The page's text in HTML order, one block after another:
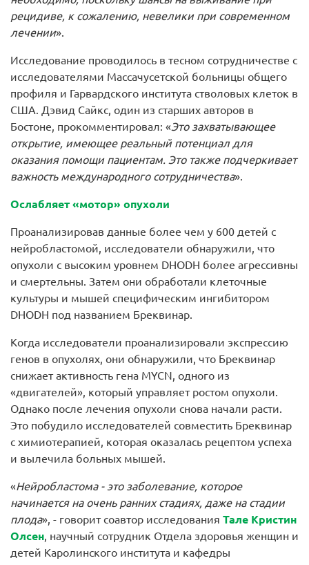
рецидиве, к сожалению, невелики при современном
лечении».
Исследование проводилось в тесном сотрудничестве с
исследователями Массачусетской больницы общего
профиля и Гарвардского института стволовых клеток в
США. Дэвид Сайкс, один из старших авторов в
Бостоне, прокомментировал: «Это захватывающее
открытие, имеющее реальный потенциал для
оказания помощи пациентам. Это также подчеркивает
важность международного сотрудничества».
Ослабляет «мотор» опухоли
Проанализировав данные более чем у 600 детей с
нейробластомой, исследователи обнаружили, что
опухоли с высоким уровнем DHODH более агрессивны
и смертельны. Затем они обработали клеточные
культуры и мышей специфическим ингибитором
DHODH под названием Бреквинар.
Когда исследователи проанализировали экспрессию
генов в опухолях, они обнаружили, что Бреквинар
снижает активность гена MYCN, одного из
«двигателей», который управляет ростом опухоли.
Однако после лечения опухоли снова начали расти.
Это побудило исследователей совместить Бреквинар
с химиотерапией, которая оказалась рецептом успеха
и вылечила больных мышей.
«Нейробластома - это заболевание, которое
начинается на очень ранних стадиях, даже на стадии
плода», - говорит соавтор исследования Тале Кристин
Олсен, научный сотрудник Отдела здоровья женщин и
детей Каролинского института и кафедры